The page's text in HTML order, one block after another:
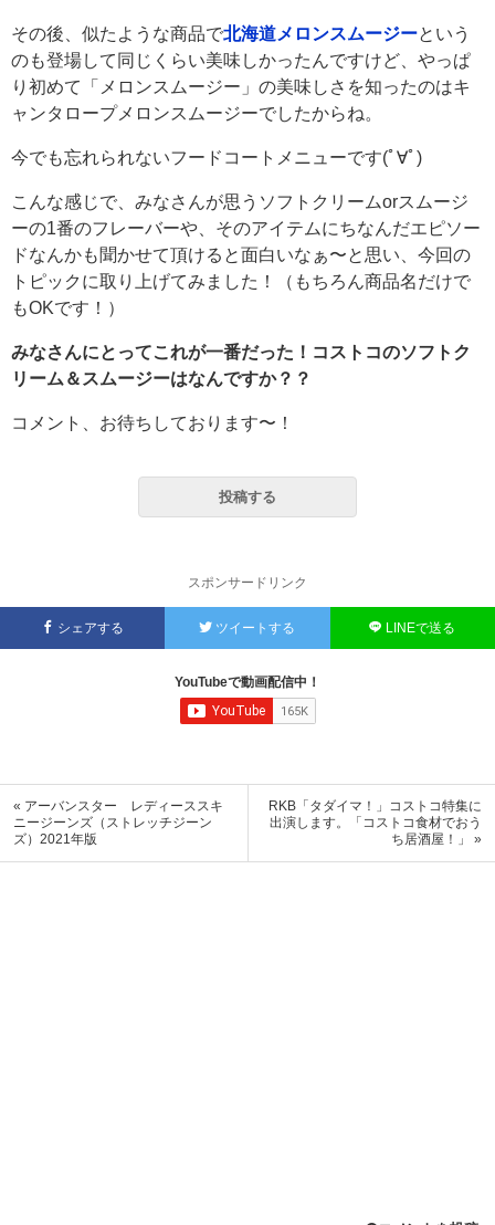
その後、似たような商品で北海道メロンスムージーという
のも登場して同じくらい美味しかったんですけど、やっぱ
り初めて「メロンスムージー」の美味しさを知ったのはキ
ャンタロープメロンスムージーでしたからね。
今でも忘れられないフードコートメニューです(ﾟ∀ﾟ)
こんな感じで、みなさんが思うソフトクリームorスムージ
ーの1番のフレーバーや、そのアイテムにちなんだエピソー
ドなんかも聞かせて頂けると面白いなぁ〜と思い、今回の
トピックに取り上げてみました！（もちろん商品名だけで
もOKです！）
みなさんにとってこれが一番だった！コストコのソフトク
リーム＆スムージーはなんですか？？
コメント、お待ちしております〜！
投稿する
スポンサードリンク
シェアする ツイートする LINEで送る
YouTubeで動画配信中！
« アーバンスター レディーススキ
ニージーンズ（ストレッチジーン
ズ）2021年版
RKB「タダイマ！」コストコ特集に
出演します。「コストコ食材でおう
ち居酒屋！」 »